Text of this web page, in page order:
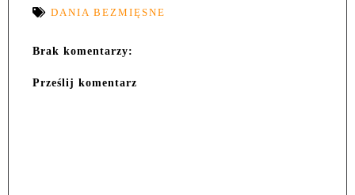
DANIA BEZMIĘSNE
Brak komentarzy:
Prześlij komentarz